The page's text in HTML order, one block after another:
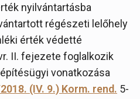
nyilvántartásba
régészeti lelőhely
érték védetté
II. fejezete foglalkozik
vonatkozása
(IV. 9.) Korm. rend. 5-